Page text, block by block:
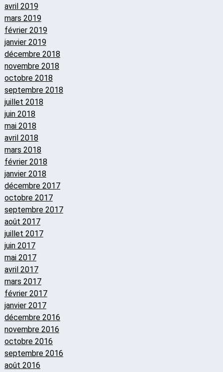
avril 2019
mars 2019
février 2019
janvier 2019
décembre 2018
novembre 2018
octobre 2018
septembre 2018
juillet 2018
juin 2018
mai 2018
avril 2018
mars 2018
février 2018
janvier 2018
décembre 2017
octobre 2017
septembre 2017
août 2017
juillet 2017
juin 2017
mai 2017
avril 2017
mars 2017
février 2017
janvier 2017
décembre 2016
novembre 2016
octobre 2016
septembre 2016
août 2016